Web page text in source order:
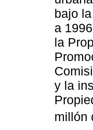
bajo
a
la
y la
millón